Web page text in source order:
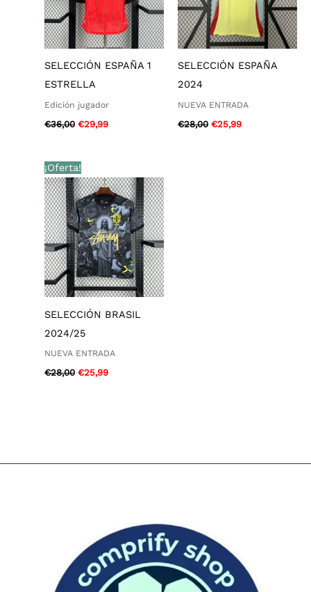
SELECCIÓN ESPAÑA 1
ESTRELLA
Edición jugador
€36,00 €29,99
SELECCIÓN ESPAÑA
2024
NUEVA ENTRADA
€28,00 €25,99
¡Oferta!
SELECCIÓN BRASIL
2024/25
NUEVA ENTRADA
€28,00
El
precio
original
era:
€28,00.
€25,99
precio
actual
es:
€25,99.